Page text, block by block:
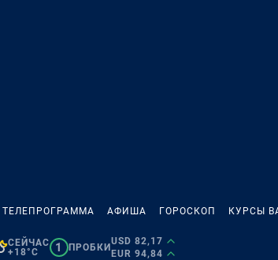
ТЕЛЕПРОГРАММА АФИША ГОРОСКОП КУРСЫ
СЕЙЧАС
+18°C
1 ПРОБКИ
USD 82,17
EUR 94,84